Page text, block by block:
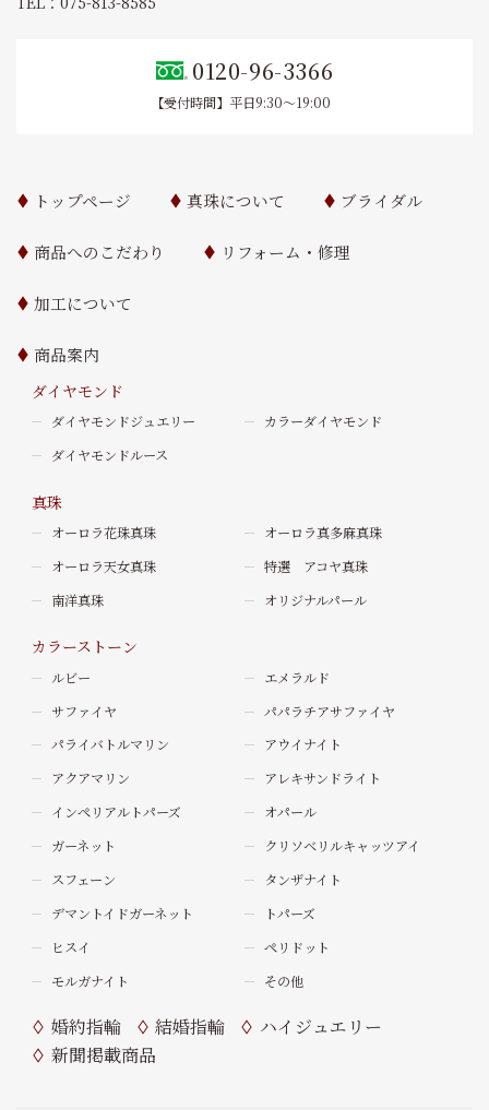
0120-96-3366
【受付時間】平日9:30～19:00
トップページ 真珠について ブライダル
商品へのこだわり リフォーム・修理
加工について
商品案内
ダイヤモンド
ダイヤモンドジュエリー
カラーダイヤモンド
ダイヤモンドルース
真珠
オーロラ花珠真珠
オーロラ真多麻真珠
オーロラ天女真珠
特選 アコヤ真珠
南洋真珠
オリジナルパール
カラーストーン
ルビー
エメラルド
サファイヤ
パパラチアサファイヤ
パライバトルマリン
アウイナイト
アクアマリン
アレキサンドライト
インペリアルトパーズ
オパール
ガーネット
クリソベリルキャッツアイ
スフェーン
タンザナイト
デマントイドガーネット
トパーズ
ヒスイ
ペリドット
モルガナイト
その他
婚約指輪 結婚指輪
ハイジュエリー
新聞掲載商品